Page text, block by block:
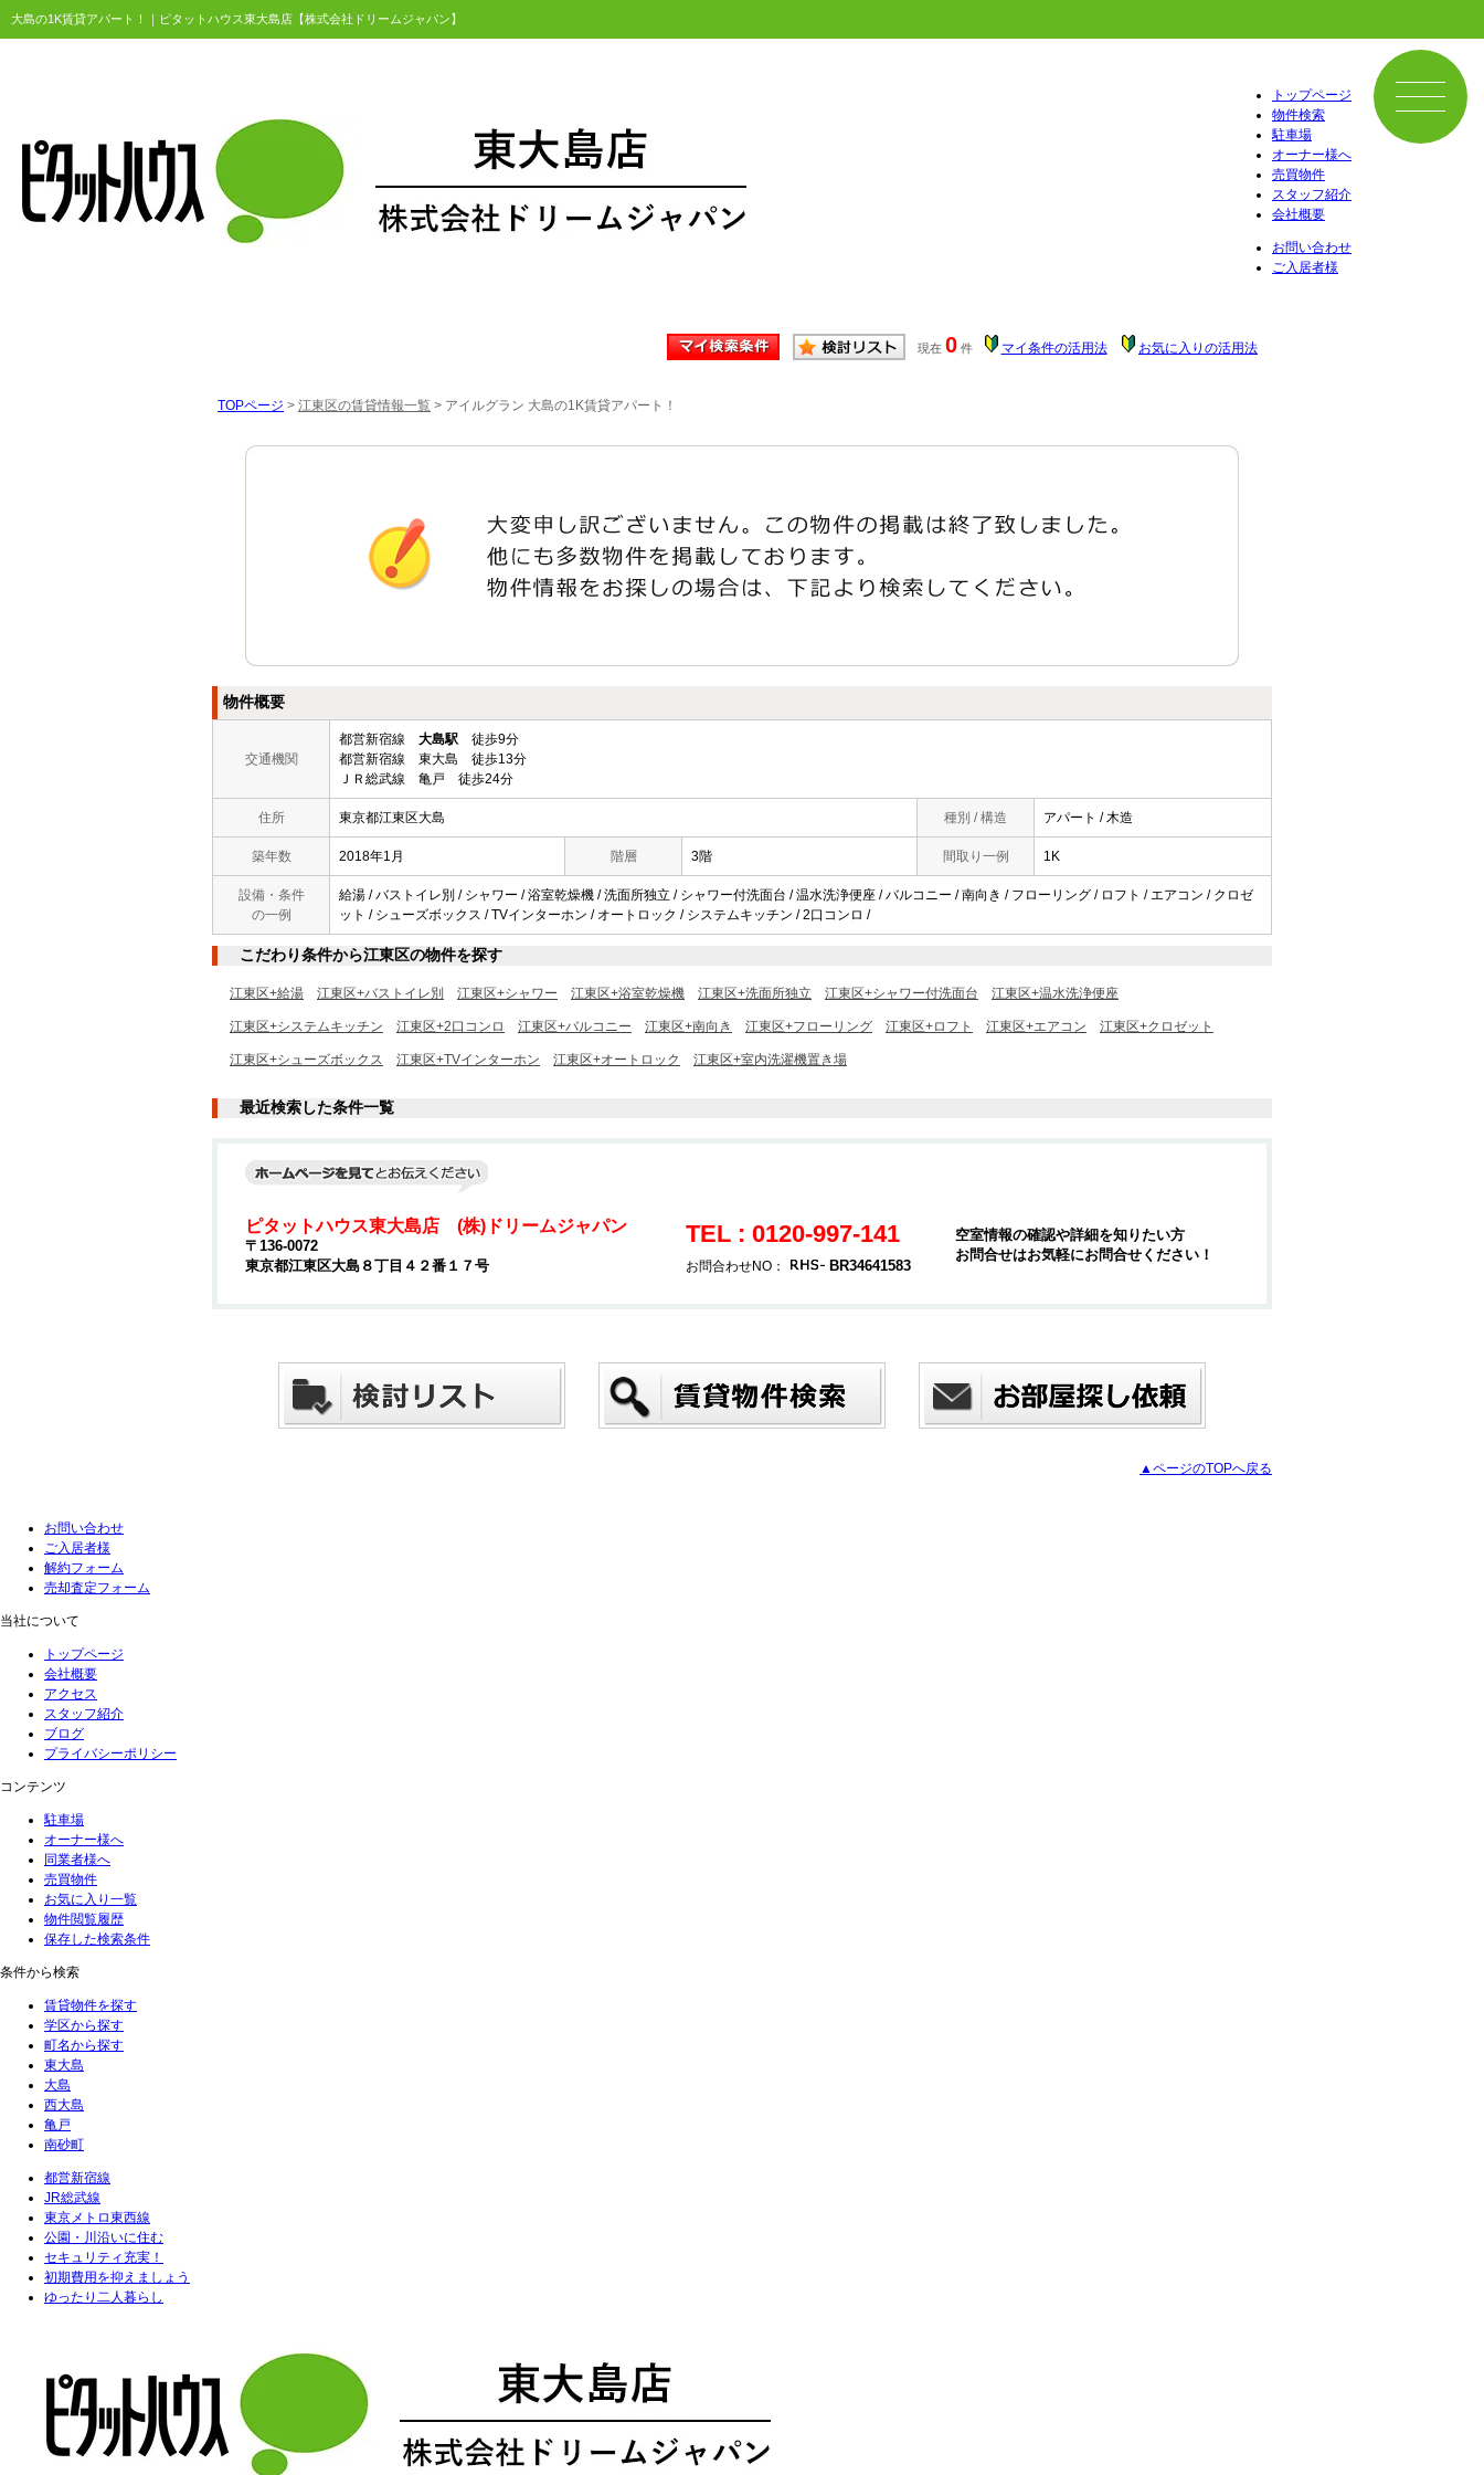
大島の1K賃貸アパート！｜ピタットハウス東大島店【株式会社ドリームジャパン】
トップページ
物件検索
駐車場
オーナー様へ
売買物件
スタッフ紹介
会社概要
お問い合わせ
ご入居者様
現在 0 件 マイ条件の活用法 お気に入りの活用法
TOPページ > 江東区の賃貸情報一覧 > アイルグラン 大島の1K賃貸アパート！
物件概要
交通機関
都営新宿線 大島駅 徒歩9分
都営新宿線 東大島 徒歩13分
ＪＲ総武線 亀戸 徒歩24分
住所 東京都江東区大島 種別 / 構造 アパート / 木造
築年数 2018年1月 階層 3階 間取り一例 1K
設備・条件
の一例
給湯 / バストイレ別 / シャワー / 浴室乾燥機 / 洗面所独立 / シャワー付洗面台 / 温水洗浄便座 / バルコニー / 南向き / フローリング / ロフト / エアコン / クロゼ
ット / シューズボックス / TVインターホン / オートロック / システムキッチン / 2口コンロ /
こだわり条件から江東区の物件を探す
江東区+給湯 江東区+バストイレ別 江東区+シャワー 江東区+浴室乾燥機 江東区+洗面所独立 江東区+シャワー付洗面台 江東区+温水洗浄便座
江東区+システムキッチン 江東区+2口コンロ 江東区+バルコニー 江東区+南向き 江東区+フローリング 江東区+ロフト 江東区+エアコン 江東区+クロゼット
江東区+シューズボックス 江東区+TVインターホン 江東区+オートロック 江東区+室内洗濯機置き場
最近検索した条件一覧
ピタットハウス東大島店 (株)ドリームジャパン
〒136-0072
東京都江東区大島８丁目４２番１７号
TEL : 0120-997-141
お問合わせNO： BR34641583
空室情報の確認や詳細を知りたい方
お問合せはお気軽にお問合せください！
▲ページのTOPへ戻る
お問い合わせ
ご入居者様
解約フォーム
売却査定フォーム
当社について
トップページ
会社概要
アクセス
スタッフ紹介
ブログ
プライバシーポリシー
コンテンツ
駐車場
オーナー様へ
同業者様へ
売買物件
お気に入り一覧
物件閲覧履歴
保存した検索条件
条件から検索
賃貸物件を探す
学区から探す
町名から探す
東大島
大島
西大島
亀戸
南砂町
都営新宿線
JR総武線
東京メトロ東西線
公園・川沿いに住む
セキュリティ充実！
初期費用を抑えましょう
ゆったり二人暮らし